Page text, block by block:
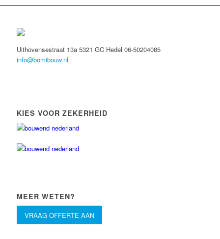
Uithovensestraat 13a 5321 GC Hedel 06-50204085
info@bomibouw.nl
KIES VOOR ZEKERHEID
MEER WETEN?
VRAAG OFFERTE AAN